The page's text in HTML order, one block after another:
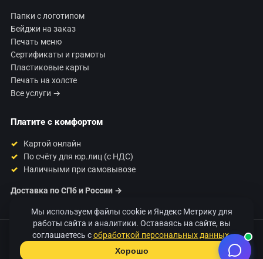
Папки с логотипом
Бейджи на заказ
Печать меню
Сертификаты и грамоты
Пластиковые карты
Печать на холсте
Все услуги →
Платите с комфортом
Картой онлайн
По счёту для юр.лиц (с НДС)
Наличными при самовывозе
Доставка по СПб и России →
© 2026 Типография «120 Грамм». Печать полиграфии в Санкт-
Петербурге.
Мы используем файлы cookie и Яндекс Метрику для
работы сайта и аналитики. Оставаясь на сайте, вы
соглашаетесь собработкой персональных данных.
Хорошо